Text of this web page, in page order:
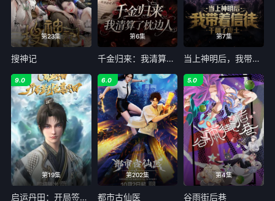
第23集
搜神记
第6集
千金归来：我清算了枕边人
第7集
当上神明后，我带着信徒干翻了废土
第19集
9.0
启运丹田：开局签到至尊丹田
第202集
6.0
都市古仙医
第4集
5.0
谷雨街后巷